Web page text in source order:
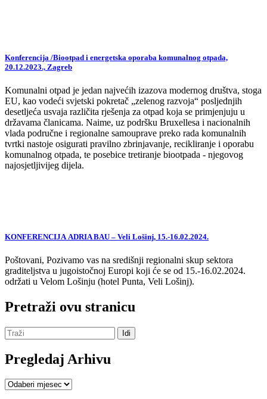
Konferencija /Biootpad i energetska oporaba komunalnog otpada,
20.12.2023., Zagreb
Komunalni otpad je jedan najvećih izazova modernog društva, stoga
EU, kao vodeći svjetski pokretač „zelenog razvoja“ posljednjih
desetljeća usvaja različita rješenja za otpad koja se primjenjuju u
državama članicama. Naime, uz podršku Bruxellesa i nacionalnih
vlada područne i regionalne samouprave preko rada komunalnih
tvrtki nastoje osigurati pravilno zbrinjavanje, recikliranje i oporabu
komunalnog otpada, te posebice tretiranje biootpada - njegovog
najosjetljivijeg dijela.
KONFERENCIJA ADRIA BAU – Veli Lošinj, 15.-16.02.2024.
Poštovani, Pozivamo vas na središnji regionalni skup sektora
graditeljstva u jugoistočnoj Europi koji će se od 15.-16.02.2024.
održati u Velom Lošinju (hotel Punta, Veli Lošinj).
Pretraži ovu stranicu
Pregledaj Arhivu
Pregledaj